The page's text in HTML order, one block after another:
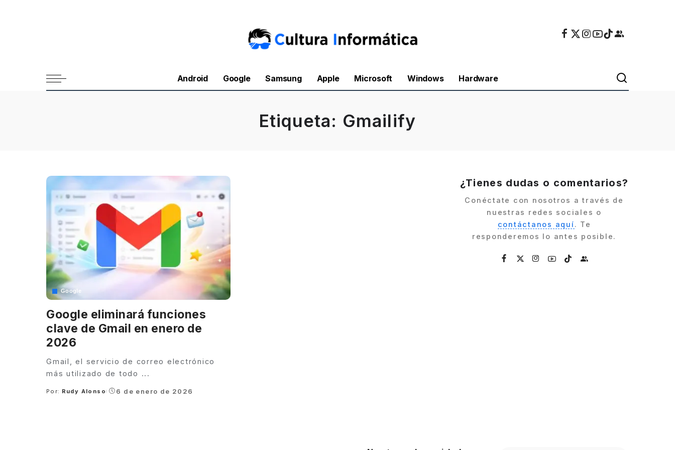
Android Google Samsung Apple Microsoft Windows Hardware
Etiqueta: Gmailify
Google
Google eliminará funciones
clave de Gmail en enero de
2026
Gmail, el servicio de correo electrónico
más utilizado de todo ...
Posted
Por: Rudy Alonso 6 de enero de 2026
¿Tienes dudas o comentarios?
Conéctate con nosotros a través de
nuestras redes sociales o
contáctanos aquí. Te
responderemos lo antes posible.